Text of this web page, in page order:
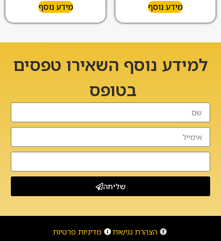
מידע נוסף מידע נוסף
למידע נוסף השאירו טפסים
בטופס
שליחה
הצהרת נגישות מדיניות פרטיות